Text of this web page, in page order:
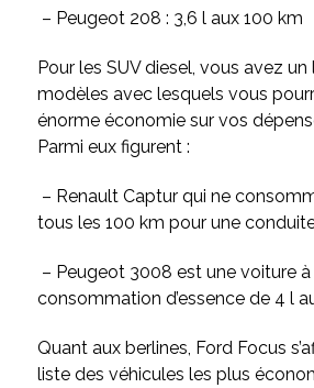
– Peugeot 208 : 3,6 l aux 100 km
Pour les SUV diesel, vous avez
modèles avec lesquels vous
énorme économie sur vos
Parmi eux figurent :
– Renault Captur qui ne
tous les 100 km pour une
– Peugeot 3008 est une voiture
consommation d’essencede 4 l
Quant aux berlines, Ford Focus
liste des véhicules les plus